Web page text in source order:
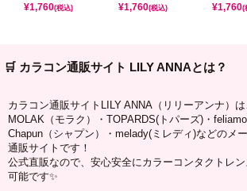
¥1,760(税込) ¥1,760(税込) ¥1,760(
🛒 カラコン通販サイト LILY ANNAとは？
カラコン通販サイトLILY ANNA（リリーアンナ）は
MOLAK（モラク）・TOPARDS(トパーズ)・
Chapun（シャプン）・melady(ミレディ)などのメ
通販サイトです！
公式直販なので、安心安全にカラーコンタクトレ
可能です✨